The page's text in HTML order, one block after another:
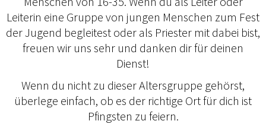
Leiterin eine Gruppe von jungen Menschen zum Fest
der Jugend begleitest oder als Priester mit dabei bist,
freuen wir uns sehr und danken dir für deinen
Dienst!
Wenn du nicht zu dieser Altersgruppe gehörst,
überlege einfach, ob es der richtige Ort für dich ist
Pfingsten zu feiern.